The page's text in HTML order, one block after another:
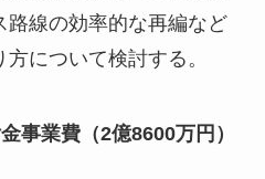
路線の効率的な再編など
について検討する。
事業費（2億8600万円）